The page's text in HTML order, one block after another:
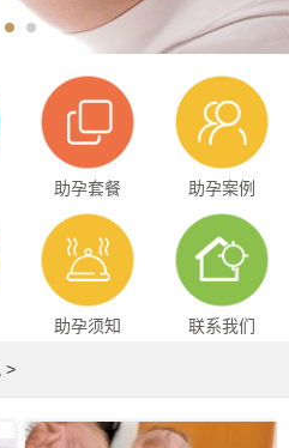
助孕套餐 助孕案例
助孕须知 联系我们
>